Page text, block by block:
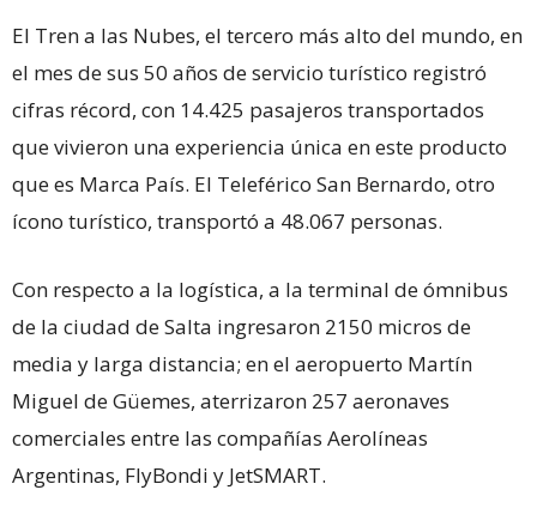
El Tren a las Nubes, el tercero más alto del mundo, en
el mes de sus 50 años de servicio turístico registró
cifras récord, con 14.425 pasajeros transportados
que vivieron una experiencia única en este producto
que es Marca País. El Teleférico San Bernardo, otro
ícono turístico, transportó a 48.067 personas.
Con respecto a la logística, a la terminal de ómnibus
de la ciudad de Salta ingresaron 2150 micros de
media y larga distancia; en el aeropuerto Martín
Miguel de Güemes, aterrizaron 257 aeronaves
comerciales entre las compañías Aerolíneas
Argentinas, FlyBondi y JetSMART.